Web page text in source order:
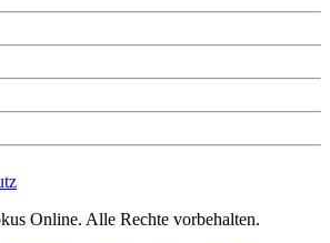
Online. Alle Rechte vorbehalten.